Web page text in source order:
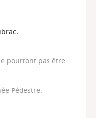
pourront pas être
Pédestre.